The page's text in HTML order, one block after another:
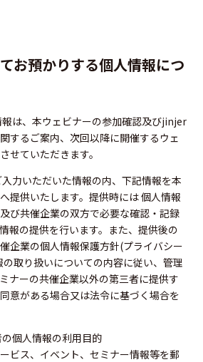
お預かりする個人情報につ
報は、本ウェビナーの参加確認及びjinjer
するご案内、次回以降に開催するウェ
せていただきます。
力いただいた情報の内、下記情報を本
提供いたします。提供時には 個人情報
び共催企業の双方で必要な確認・記録
報の提供を行います。また、提供後の
企業の個人情報保護方針(プライバシー
取り扱いについての内容に従い、管理
ナーの共催企業以外の第三者に提供す
意がある場合又は法令に基づく場合を
個人情報の利用目的
ビス、イベント、セミナー情報等を郵